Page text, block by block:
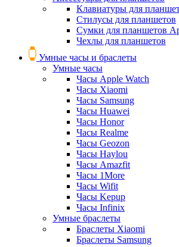
Клавиатуры для
Стилусы для планшетов
Сумки для планшетов
Чехлы для планшетов
Умные часы и браслеты
Умные часы
Часы Apple Watch
Часы Xiaomi
Часы Samsung
Часы Huawei
Часы Honor
Часы Realme
Часы Geozon
Часы Haylou
Часы Amazfit
Часы 1More
Часы Wifit
Часы Kepup
Часы Infinix
Умные браслеты
Браслеты Xiaomi
Браслеты Samsung